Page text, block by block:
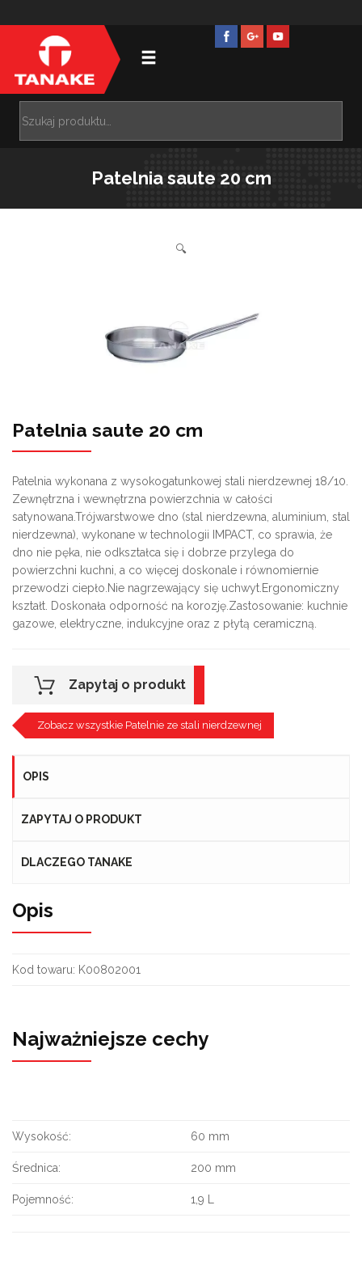
Patelnia saute 20 cm
🔍
Patelnia saute 20 cm
Patelnia wykonana z wysokogatunkowej stali nierdzewnej 18/10.
Zewnętrzna i wewnętrzna powierzchnia w całości
satynowana.Trójwarstwowe dno (stal nierdzewna, aluminium, stal
nierdzewna), wykonane w technologii IMPACT, co sprawia, że
dno nie pęka, nie odkształca się i dobrze przylega do
powierzchni kuchni, a co więcej doskonale i równomiernie
przewodzi ciepło.Nie nagrzewający się uchwyt.Ergonomiczny
kształt. Doskonała odporność na korozję.Zastosowanie: kuchnie
gazowe, elektryczne, indukcyjne oraz z płytą ceramiczną.
Zapytaj o produkt
Zobacz wszystkie Patelnie ze stali nierdzewnej
OPIS
ZAPYTAJ O PRODUKT
DLACZEGO TANAKE
Opis
Kod towaru: K00802001
Najważniejsze cechy
Wysokość: 60 mm
Średnica: 200 mm
Pojemność: 1,9 L